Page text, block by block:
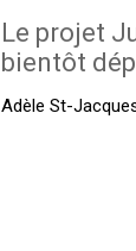
Le projet
bientôt
Adèle St-